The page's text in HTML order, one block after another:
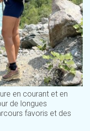
en courant et en
de longues
favoris et des